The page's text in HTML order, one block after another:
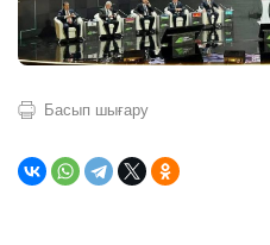
Басып шығару